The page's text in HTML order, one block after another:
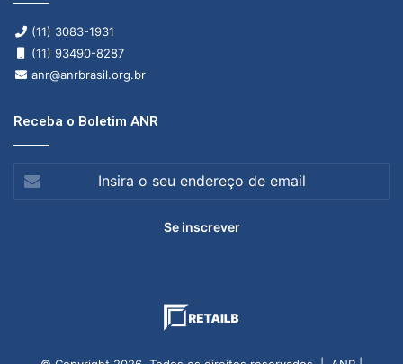
(11) 3083-1931
(11) 93490-8287
anr@anrbrasil.org.br
Receba o Boletim ANR